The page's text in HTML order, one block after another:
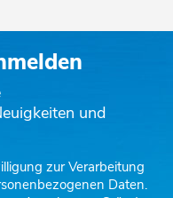
und
zur Verarbeitung
Daten.